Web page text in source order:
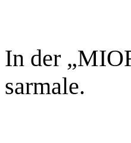
In der
sarmale.